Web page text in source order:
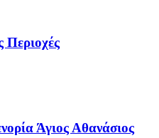
Περιοχές
Άγιος Αθανάσιος